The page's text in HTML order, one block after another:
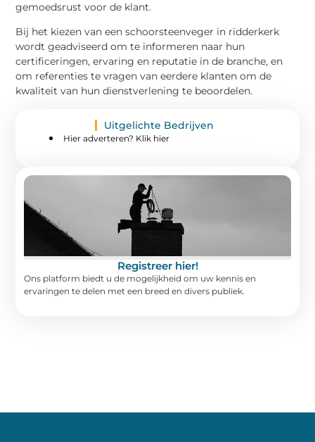
gemoedsrust voor de klant.
Bij het kiezen van een schoorsteenveger in ridderkerk
wordt geadviseerd om te informeren naar hun
certificeringen, ervaring en reputatie in de branche, en
om referenties te vragen van eerdere klanten om de
kwaliteit van hun dienstverlening te beoordelen.
Uitgelichte Bedrijven
Hier adverteren? Klik hier
Registreer hier!
Ons platform biedt u de mogelijkheid om uw kennis en
ervaringen te delen met een breed en divers publiek.